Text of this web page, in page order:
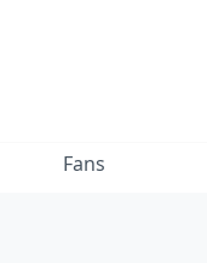
Fans